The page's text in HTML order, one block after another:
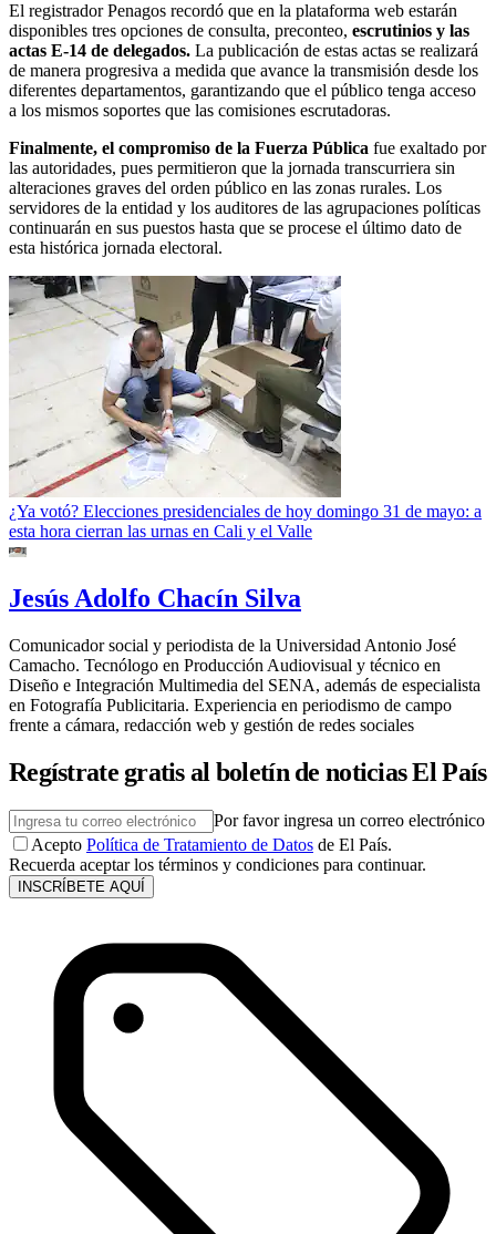
El registrador Penagos recordó que en la plataforma web estarán
disponibles tres opciones de consulta, preconteo, escrutinios y las
actas E-14 de delegados. La publicación de estas actas se realizará
de manera progresiva a medida que avance la transmisión desde los
diferentes departamentos, garantizando que el público tenga acceso
a los mismos soportes que las comisiones escrutadoras.
Finalmente, el compromiso de la Fuerza Pública fue exaltado por
las autoridades, pues permitieron que la jornada transcurriera sin
alteraciones graves del orden público en las zonas rurales. Los
servidores de la entidad y los auditores de las agrupaciones políticas
continuarán en sus puestos hasta que se procese el último dato de
esta histórica jornada electoral.
¿Ya votó? Elecciones presidenciales de hoy domingo 31 de mayo: a
esta hora cierran las urnas en Cali y el Valle
Jesús Adolfo Chacín Silva
Comunicador social y periodista de la Universidad Antonio José
Camacho. Tecnólogo en Producción Audiovisual y técnico en
Diseño e Integración Multimedia del SENA, además de especialista
en Fotografía Publicitaria. Experiencia en periodismo de campo
frente a cámara, redacción web y gestión de redes sociales
Regístrate gratis al boletín de noticias El País
Por favor ingresa un correo electrónico
Acepto Política de Tratamiento de Datos de El País.
Recuerda aceptar los términos y condiciones para continuar.
INSCRÍBETE AQUÍ